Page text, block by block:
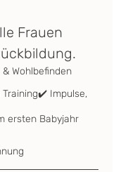
Frauen
Wohlbefinden
Impulse,
ersten Babyjahr